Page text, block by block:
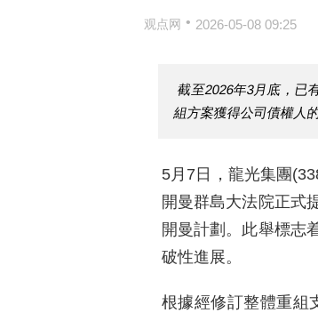
观点网 • 2026-05-08 09:25
截至2026年3月底，已
組方案獲得公司債權人
5月7日，龍光集團
開曼群島大法院正式
開曼計劃。此舉標志
破性進展。
根據經修訂整體重組